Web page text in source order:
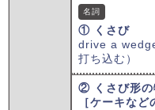
名詞
① くさび
drive a
打ち込む）
② くさび形の
［ケーキな